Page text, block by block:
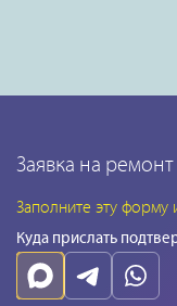
Заявка на ремонт
Заполните эту форму
Куда прислать